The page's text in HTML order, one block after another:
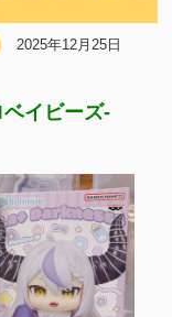
2025年12月25日
イビーズ-